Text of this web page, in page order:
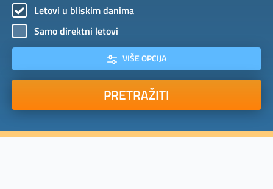
Letovi u bliskim danima
Samo direktni letovi
VIŠE OPCIJA
PRETRAŽITI